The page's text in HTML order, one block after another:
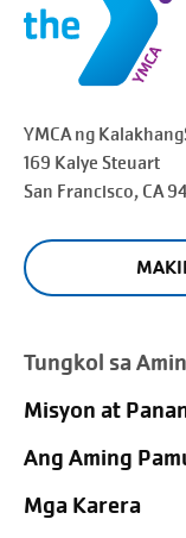
YMCA ng Kalakhang
169 Kalye Steuart
San Francisco, CA
Tungkol sa Amin
Misyon at
Ang Aming
Mga Karera